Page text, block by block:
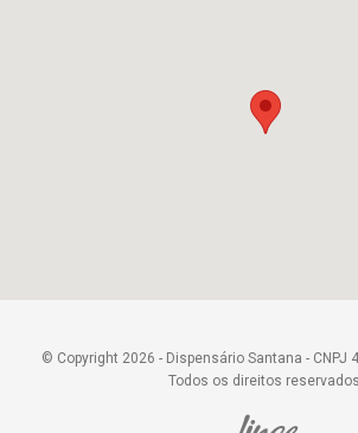
© Copyright 2026 - Dispensário Santana - CNPJ
Todos os direitos